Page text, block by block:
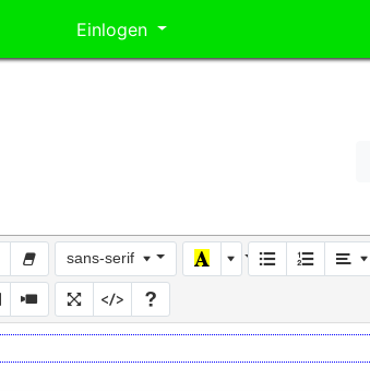
Einlogen
sans-serif